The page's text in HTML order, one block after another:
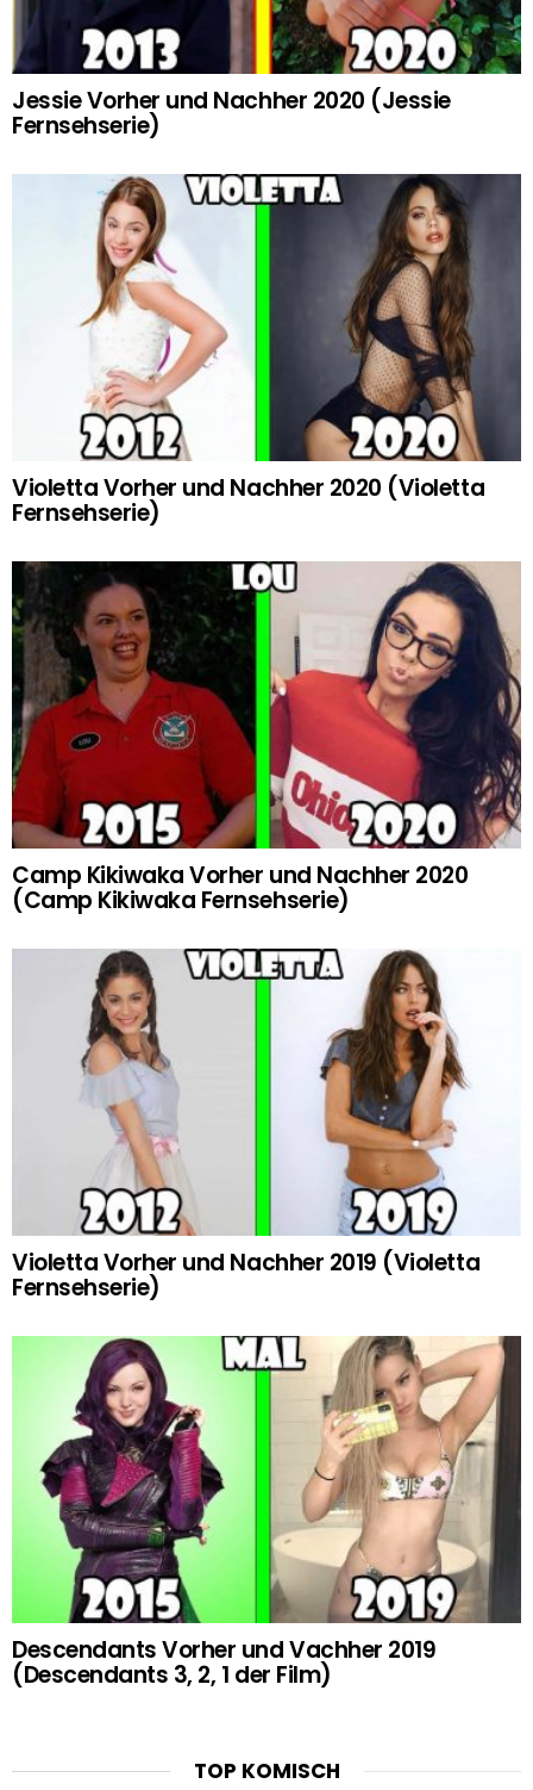
Jessie Vorher und Nachher 2020 (Jessie
Fernsehserie)
Violetta Vorher und Nachher 2020 (Violetta
Fernsehserie)
Camp Kikiwaka Vorher und Nachher 2020
(Camp Kikiwaka Fernsehserie)
Violetta Vorher und Nachher 2019 (Violetta
Fernsehserie)
Descendants Vorher und Vachher 2019
(Descendants 3, 2, 1 der Film)
TOP KOMISCH